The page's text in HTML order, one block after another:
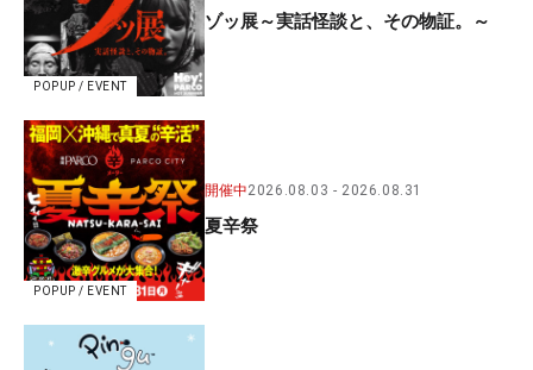
POPUP / EVENT
ゾッ展～実話怪談と、その物証。～
POPUP / EVENT
開催中2026.08.03 2026.08.31
夏辛祭